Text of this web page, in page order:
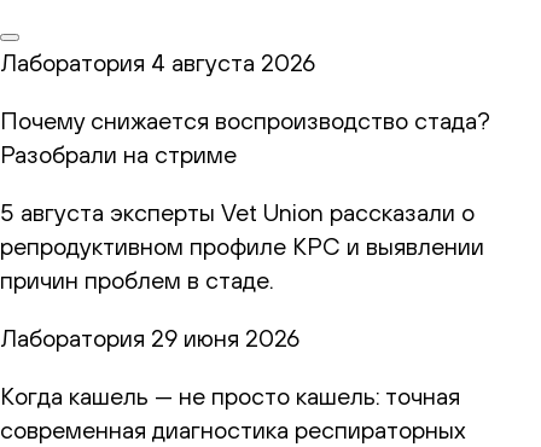
Лаборатория 4 августа 2026
Почему снижается воспроизводство стада?
Разобрали на стриме
5 августа эксперты Vet Union рассказали о
репродуктивном профиле КРС и выявлении
причин проблем в стаде.
Лаборатория 29 июня 2026
Когда кашель — не просто кашель: точная
современная диагностика респираторных